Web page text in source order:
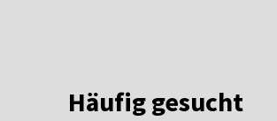
Häufig gesucht